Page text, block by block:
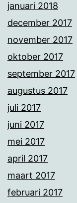
januari 2018
december 2017
november 2017
oktober 2017
september 2017
augustus 2017
juli 2017
juni 2017
mei 2017
april 2017
maart 2017
februari 2017